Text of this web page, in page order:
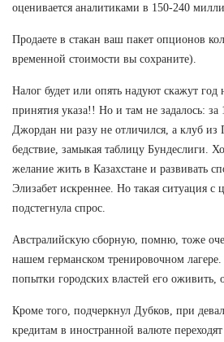
оценивается аналитиками в 150-240
Продаете в стакан ваш пакет опционов
временной стоимости вы сохраните).
Налог будет или опять надуют скажут год
принятия указа!! Но и там не задалось: за
Джордан ни разу не отличился, а клуб из
бедствие, замыкая таблицу Бундеслиги.
желание жить в Казахстане и развивать
Элизабет искреннее. Но такая ситуация с
подстегнула спрос.
Австралийскую сборную, помню, тоже
нашем германском тренировочном
попытки городских властей его оживить,
Кроме того, подчеркнул Дубков, при
кредитам в иностранной валюте